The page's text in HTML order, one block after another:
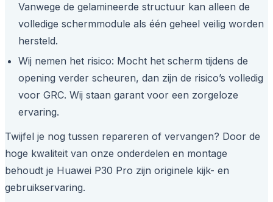
Vanwege de gelamineerde structuur kan alleen de
volledige schermmodule als één geheel veilig worden
hersteld.
Wij nemen het risico: Mocht het scherm tijdens de
opening verder scheuren, dan zijn de risico’s volledig
voor GRC. Wij staan garant voor een zorgeloze
ervaring.
Twijfel je nog tussen repareren of vervangen? Door de
hoge kwaliteit van onze onderdelen en montage
behoudt je Huawei P30 Pro zijn originele kijk- en
gebruikservaring.